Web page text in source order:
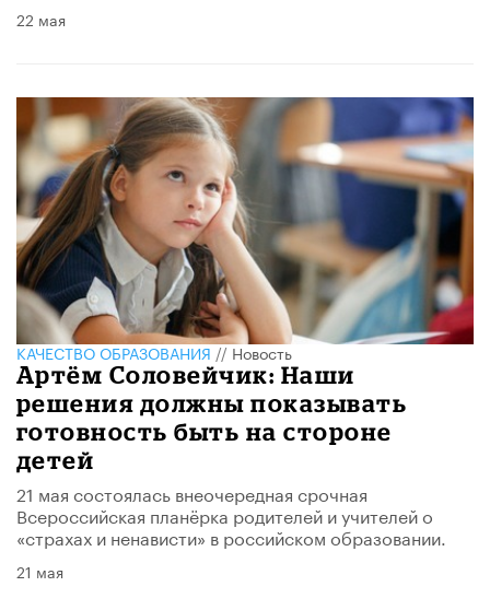
22 мая
КАЧЕСТВО ОБРАЗОВАНИЯ//Новость
Артём Соловейчик: Наши
решения должны показывать
готовность быть на стороне
детей
21 мая состоялась внеочередная срочная
Всероссийская планёрка родителей и учителей о
«страхах и ненависти» в российском образовании.
21 мая